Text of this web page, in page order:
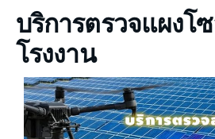
บริการตรวจแผงโ
โรงงาน